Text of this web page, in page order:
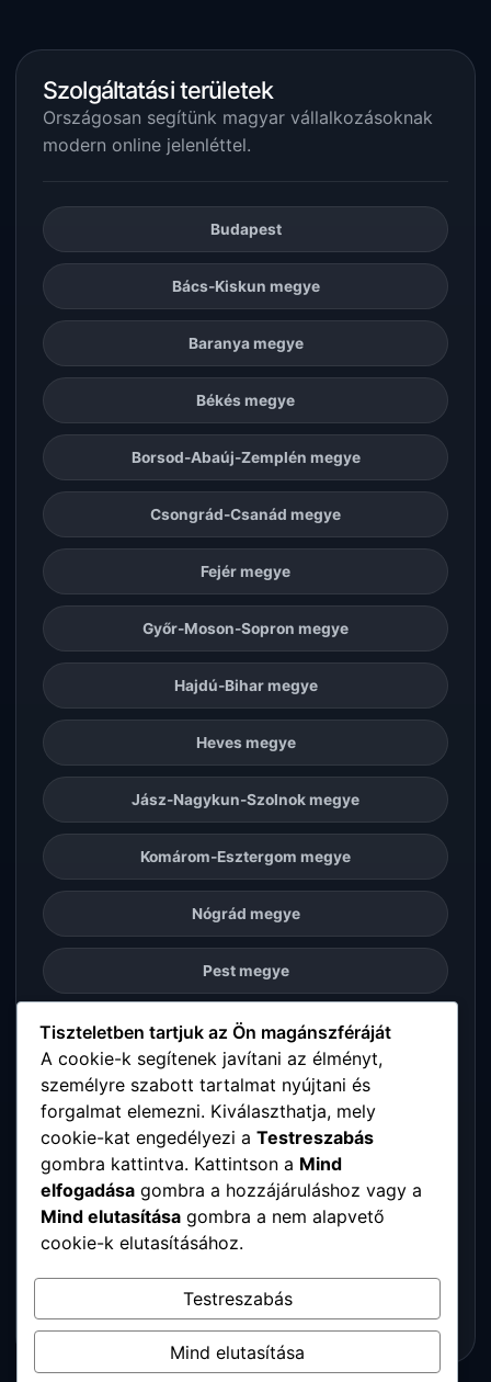
Szolgáltatási területek
Országosan segítünk magyar vállalkozásoknak
modern online jelenléttel.
Budapest
Bács-Kiskun megye
Baranya megye
Békés megye
Borsod-Abaúj-Zemplén megye
Csongrád-Csanád megye
Fejér megye
Győr-Moson-Sopron megye
Hajdú-Bihar megye
Heves megye
Jász-Nagykun-Szolnok megye
Komárom-Esztergom megye
Nógrád megye
Pest megye
Somogy megye
Szabolcs-Szatmár-Bereg megye
Tolna megye
Vas megye
Veszprém megye
Tiszteletben tartjuk az Ön magánszféráját
A cookie-k segítenek javítani az élményt,
személyre szabott tartalmat nyújtani és
forgalmat elemezni. Kiválaszthatja, mely
cookie-kat engedélyezi a Testreszabás
gombra kattintva. Kattintson a Mind
elfogadása gombra a hozzájáruláshoz vagy a
Mind elutasítása gombra a nem alapvető
cookie-k elutasításához.
Testreszabás
Mind elutasítása